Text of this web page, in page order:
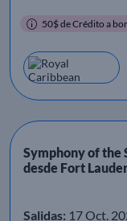
50$ de Crédito a
Symphony of the
desde Fort
Salidas: 17 Oct.